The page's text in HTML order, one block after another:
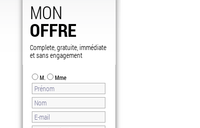
MON
OFFRE
Complete, gratuite, immédiate
et sans engagement
M. Mme